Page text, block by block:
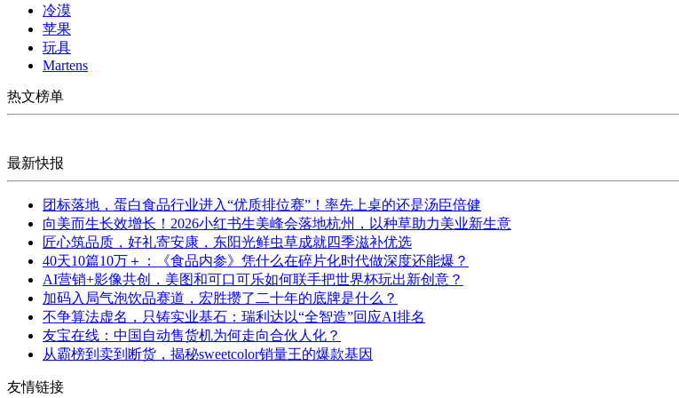
冷漠
苹果
玩具
Martens
热文榜单
最新快报
团标落地，蛋白食品行业进入“优质排位赛”！率先上桌的还是汤臣倍健
向美而生长效增长！2026小红书生美峰会落地杭州，以种草助力美业新生意
匠心筑品质，好礼寄安康，东阳光鲜虫草成就四季滋补优选
40天10篇10万＋：《食品内参》凭什么在碎片化时代做深度还能爆？
AI营销+影像共创，美图和可口可乐如何联手把世界杯玩出新创意？
加码入局气泡饮品赛道，宏胜攒了二十年的底牌是什么？
不争算法虚名，只铸实业基石：瑞利达以“全智造”回应AI排名
友宝在线：中国自动售货机为何走向合伙人化？
从霸榜到卖到断货，揭秘sweetcolor销量王的爆款基因
友情链接